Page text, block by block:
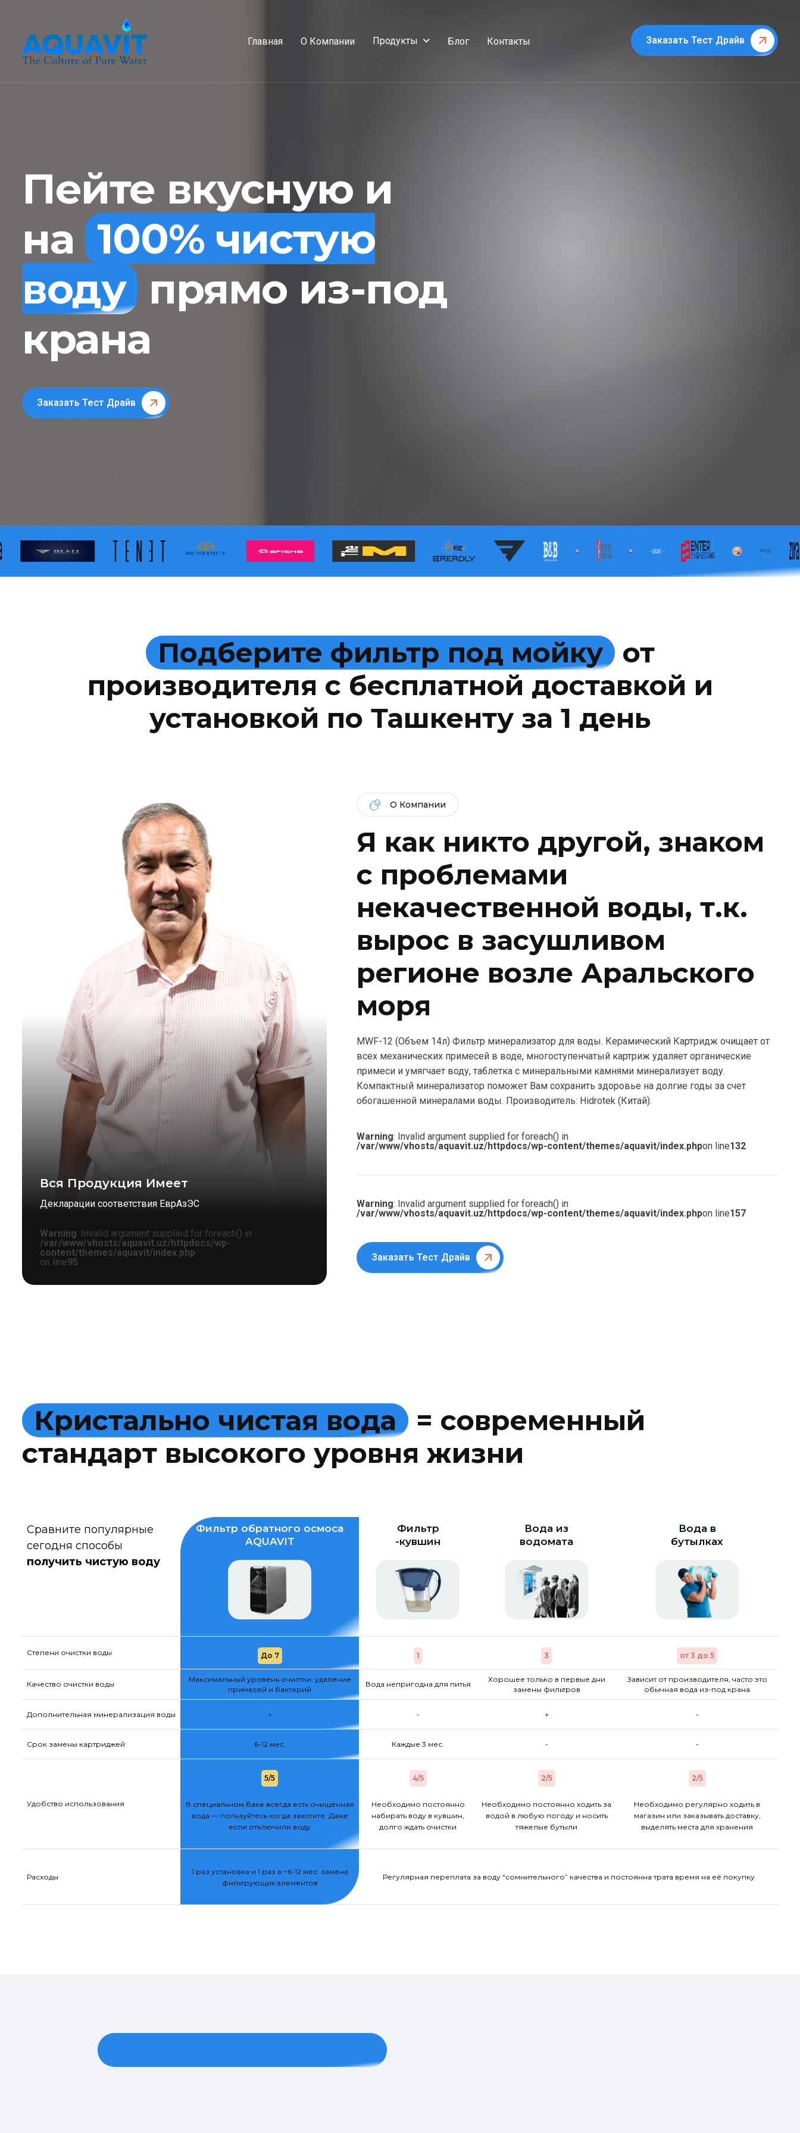
Главная О Компании Продукты Блог Контакты Заказать Тест Драйв
Пейте вкусную и
на 100% чистую
воду прямо из-под
крана
Заказать Тест Драйв
Подберите фильтр под мойку от
производителя с бесплатной доставкой и
установкой по Ташкенту за 1 день
Вся Продукция Имеет
Декларации соответствия ЕврАзЭС
Warning: Invalid argument supplied for foreach() in
/var/www/vhosts/aquavit.uz/httpdocs/wp-
content/themes/aquavit/index.php
on line95
О Компании
Я как никто другой, знаком
c проблемами
некачественной воды, т.к.
вырос в засушливом
регионе возле Аральского
моря
МWF-12 (Объем 14л) Фильтр минерализатор для воды. Керамический Картридж очищает от
всех механических примесей в воде, многоступенчатый картриж удаляет органические
примеси и умягчает воду, таблетка с минеральными камнями минерализует воду.
Компактный минерализатор поможет Вам сохранить здоровье на долгие годы за счет
обогашенной минералами воды. Производитель: Hidrotek (Китай).
Warning: Invalid argument supplied for foreach() in
/var/www/vhosts/aquavit.uz/httpdocs/wp-content/themes/aquavit/index.phpon line132
Warning: Invalid argument supplied for foreach() in
/var/www/vhosts/aquavit.uz/httpdocs/wp-content/themes/aquavit/index.phpon line157
Заказать Тест Драйв
Кристально чистая вода = современный
стандарт высокого уровня жизни
Сравните популярные
сегодня способы
получить чистую воду
Фильтр обратного осмоса
AQUAVIT
Фильтр
-кувшин
Вода из
водомата
Вода в
бутылках
Степени очистки воды До 7 1 3 от 3 до 5
Качество очистки воды
Максимальный уровень очистки: удаление
примесей и бактерий
Вода непригодна для питья
Хорошее только в первые дни
замены фильтров
Зависит от производителя, часто это
обычная вода из-под крана
Дополнительная минерализация воды + - + -
Срок замены картриджей 6-12 мес. Каждые 3 мес. - -
Удобство использования
5/5
В специальном баке всегда есть очищенная
вода — пользуйтесь когда захотите. Даже
если отключили воду
4/5
Необходимо постоянно
набирать воду в кувшин,
долго ждать очистки
2/5
Необходимо постоянно ходить за
водой в любую погоду и носить
тяжелые бутыли
2/5
Необходимо регулярно ходить в
магазин или заказывать доставку,
выделять места для хранения
Расходы
1 раз установка и 1 раз в ~6-12 мес. замена
фильтрующих элементов
Регулярная переплата за воду “сомнительного” качества и постоянна трата время на её покупку